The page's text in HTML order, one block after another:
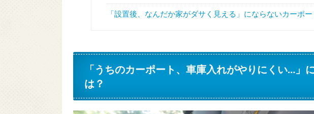
「設置後、なんだか家がダサく見える」にならないカーポー
「うちのカーポート、車庫入れがやりにくい…」
は？